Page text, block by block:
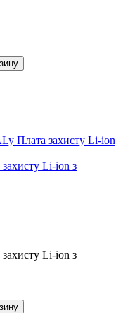
Li-ion з
Li-ion з